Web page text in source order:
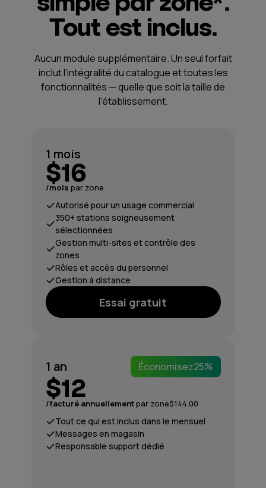
Tout est inclus.
1 mois
$16
/mois par zone
Autorisé pour un usage commercial
350+ stations soigneusement
sélectionnées
Gestion multi-sites et contrôle des
zones
Rôles et accès du personnel
Gestion à distance
Essai gratuit
1 an Économisez25%
$12
/facturé annuellementpar zone$144.00
Tout ce qui est inclus dans le mensuel
Messages en magasin
Responsable support dédié
Aucun module supplémentaire. Un seul forfait
inclut l’intégralité du catalogue et toutes les
fonctionnalités — quelle que soit la taille de
l’établissement.